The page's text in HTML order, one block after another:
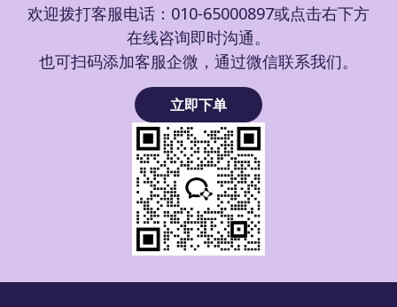
欢迎拨打客服电话：010-65000897或点击右下方
在线咨询即时沟通。
也可扫码添加客服企微，通过微信联系我们。
立即下单